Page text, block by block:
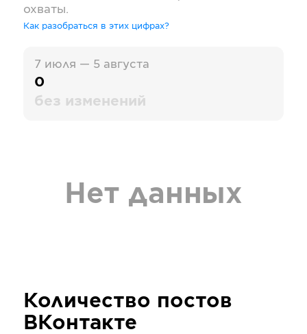
охваты.
Как разобраться в этих цифрах?
7 июля — 5 августа
0
без изменений
Нет данных
Количество постов
ВКонтакте